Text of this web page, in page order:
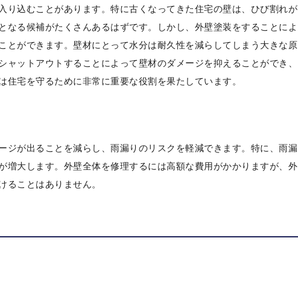
り込むことがあります。特に古くなってきた住宅の壁は、ひび割れが
なる候補がたくさんあるはずです。しかし、外壁塗装をすることによ
とができます。壁材にとって水分は耐久性を減らしてしまう大きな原
ットアウトすることによって壁材のダメージを抑えることができ、
宅を守るために非常に重要な役割を果たしています。
ジが出ることを減らし、雨漏りのリスクを軽減できます。特に、雨漏
増大します。外壁全体を修理するには高額な費用がかかりますが、外
ることはありません。